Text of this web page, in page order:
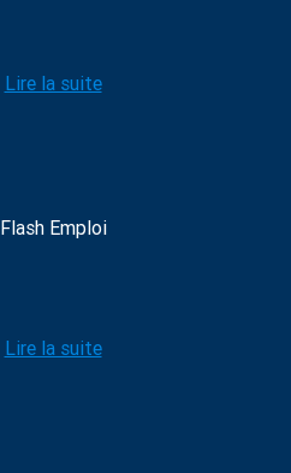
Lire la suite
Flash Emploi
Lire la suite